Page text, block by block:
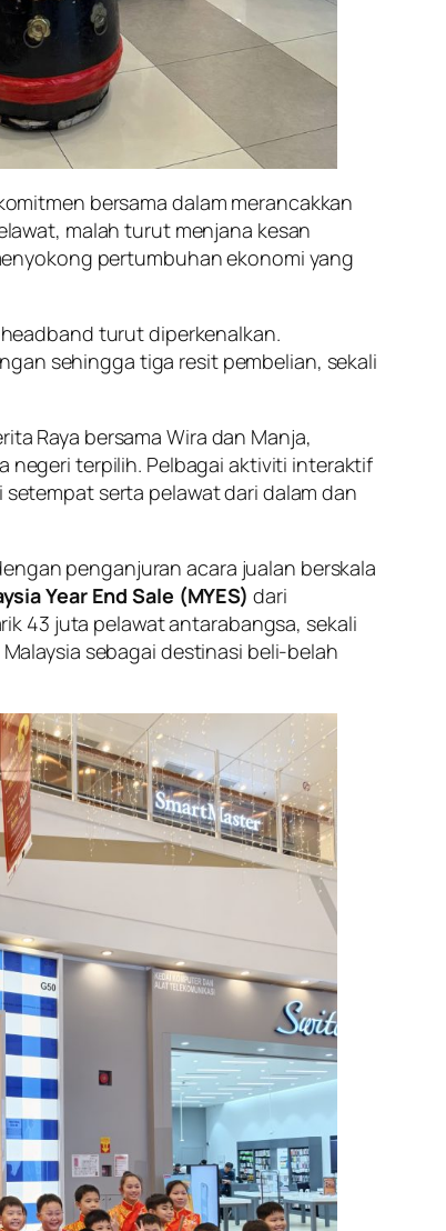
bersama dalam merancakkan
malah turut menjana kesan
pertumbuhan ekonomi yang
turut diperkenalkan.
sehingga tiga resit pembelian, sekali
Raya bersama Wira dan Manja,
negeri terpilih. Pelbagai aktiviti interaktif
serta pelawat dari dalam dan
penganjuran acara jualan berskala
Year End Sale (MYES) dari
43 juta pelawat antarabangsa, sekali
sebagai destinasi beli-belah